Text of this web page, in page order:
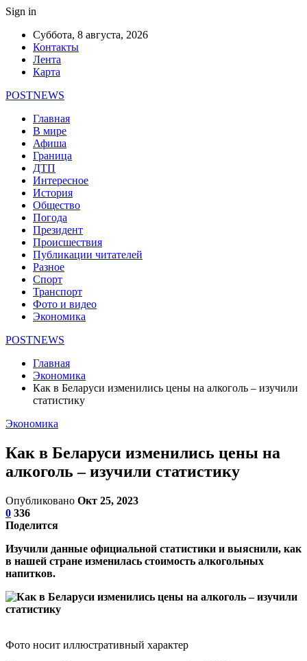
Sign in
Суббота, 8 августа, 2026
Контакты
Лента
Карта
POSTNEWS
Главная
В мире
Афиша
Граница
ДТП
Интересное
История
Общество
Погода
Президент
Происшествия
Публикации читателей
Разное
Спорт
Транспорт
Фото и видео
Экономика
POSTNEWS
Главная
Экономика
Как в Беларуси изменились цены на алкоголь – изучили
статистику
Экономика
Как в Беларуси изменились цены на
алкоголь – изучили статистику
Опубликовано Окт 25, 2023
0 336
Поделится
Изучили данные официальной статистики и выяснили, как
в нашей стране изменилась стоимость алкогольных
напитков.
Фото носит иллюстративный характер